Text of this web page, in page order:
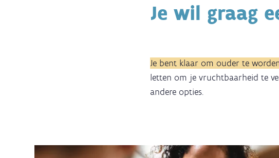
Je wil graag
Je bent klaar om ouder te
letten om je vruchtbaarheid te
andere opties.